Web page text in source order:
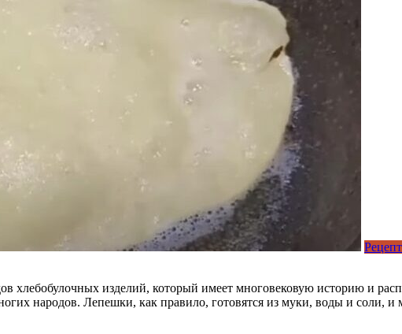
изделий, который имеет многовековую историю и
народов. Лепешки, как правило, готовятся из муки, воды и соли,